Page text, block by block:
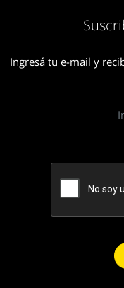
Ingresá tu e-mail y